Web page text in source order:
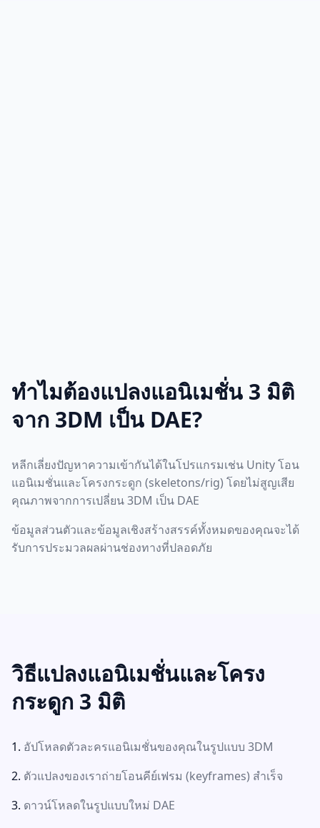
ทำไมต้องแปลงแอนิเมชั่น 3 มิติ
จาก 3DM เป็น DAE?
หลีกเลี่ยงปัญหาความเข้ากันได้ในโปรแกรมเช่น Unity โอน
แอนิเมชั่นและโครงกระดูก (skeletons/rig) โดยไม่สูญเสีย
คุณภาพจากการเปลี่ยน 3DM เป็น DAE
ข้อมูลส่วนตัวและข้อมูลเชิงสร้างสรรค์ทั้งหมดของคุณจะได้
รับการประมวลผลผ่านช่องทางที่ปลอดภัย
วิธีแปลงแอนิเมชั่นและโครง
กระดูก 3 มิติ
อัปโหลดตัวละครแอนิเมชั่นของคุณในรูปแบบ 3DM
ตัวแปลงของเราถ่ายโอนคีย์เฟรม (keyframes) สำเร็จ
ดาวน์โหลดในรูปแบบใหม่ DAE